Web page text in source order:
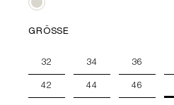
GRÖSSE
32 34 36
42 44 46